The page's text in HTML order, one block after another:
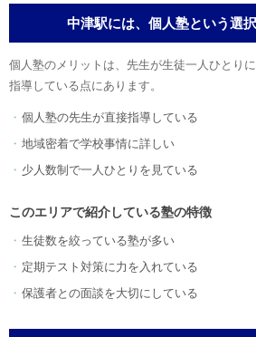
中津駅には、個人塾という選
個人塾のメリットは、先生が生徒一人ひとり
指導している点にあります。
個人塾の先生が直接指導している
地域密着で学校事情に詳しい
少人数制で一人ひとりを見ている
このエリアで紹介している塾の特徴
生徒数を絞っている塾が多い
定期テスト対策に力を入れている
保護者との面談を大切にしている